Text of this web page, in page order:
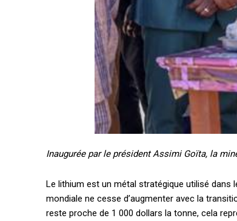
Inaugurée par le président Assimi Goïta, la
Le lithium est un métal stratégique utilisé dans
mondiale ne cesse d’augmenter avec la
reste proche de 1 000 dollars la tonne, cela